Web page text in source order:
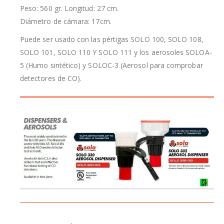
Peso: 560 gr. Longitud: 27 cm.
Diámetro de cámara: 17cm.
Puede ser usado con las pértigas SOLO 100, SOLO 108,
SOLO 101, SOLO 110 Y SOLO 111 y los aerosoles SOLOA-
5 (Humo sintético) y SOLOC-3 (Aerosol para comprobar
detectores de CO).